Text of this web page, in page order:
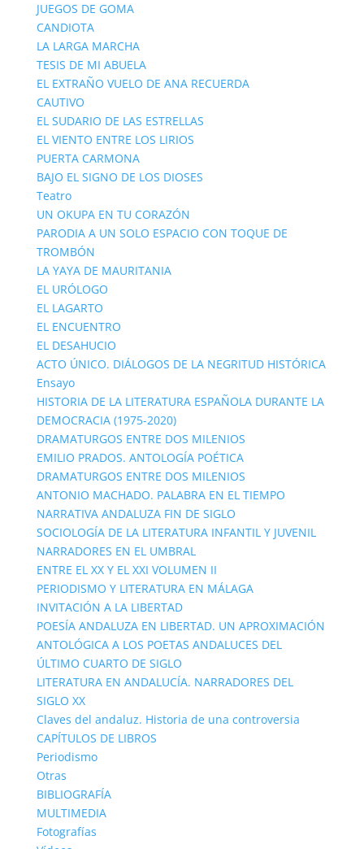
JUEGOS DE GOMA
CANDIOTA
LA LARGA MARCHA
TESIS DE MI ABUELA
EL EXTRAÑO VUELO DE ANA RECUERDA
CAUTIVO
EL SUDARIO DE LAS ESTRELLAS
EL VIENTO ENTRE LOS LIRIOS
PUERTA CARMONA
BAJO EL SIGNO DE LOS DIOSES
Teatro
UN OKUPA EN TU CORAZÓN
PARODIA A UN SOLO ESPACIO CON TOQUE DE
TROMBÓN
LA YAYA DE MAURITANIA
EL URÓLOGO
EL LAGARTO
EL ENCUENTRO
EL DESAHUCIO
ACTO ÚNICO. DIÁLOGOS DE LA NEGRITUD HISTÓRICA
Ensayo
HISTORIA DE LA LITERATURA ESPAÑOLA DURANTE LA
DEMOCRACIA (1975-2020)
DRAMATURGOS ENTRE DOS MILENIOS
EMILIO PRADOS. ANTOLOGÍA POÉTICA
DRAMATURGOS ENTRE DOS MILENIOS
ANTONIO MACHADO. PALABRA EN EL TIEMPO
NARRATIVA ANDALUZA FIN DE SIGLO
SOCIOLOGÍA DE LA LITERATURA INFANTIL Y JUVENIL
NARRADORES EN EL UMBRAL
ENTRE EL XX Y EL XXI VOLUMEN II
PERIODISMO Y LITERATURA EN MÁLAGA
INVITACIÓN A LA LIBERTAD
POESÍA ANDALUZA EN LIBERTAD. UN APROXIMACIÓN
ANTOLÓGICA A LOS POETAS ANDALUCES DEL
ÚLTIMO CUARTO DE SIGLO
LITERATURA EN ANDALUCÍA. NARRADORES DEL
SIGLO XX
Claves del andaluz. Historia de una controversia
CAPÍTULOS DE LIBROS
Periodismo
Otras
BIBLIOGRAFÍA
MULTIMEDIA
Fotografías